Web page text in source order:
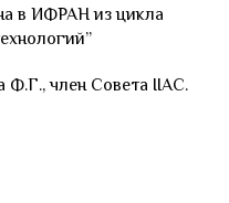
в ИФРАН из цикла
член Совета IIAC.